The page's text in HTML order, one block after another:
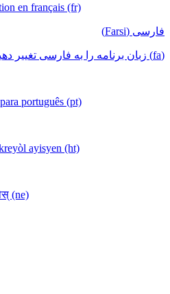
en français (fr)
فارسی (Farsi)
(fa) زبان برنامه را به فارسی تغییر دهید
português (pt)
ayisyen (ht)
(ne)